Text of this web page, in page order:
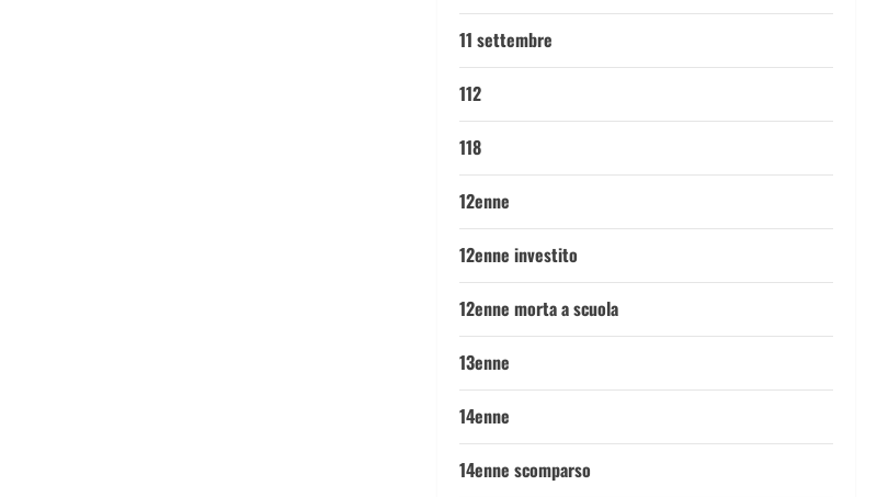
11 settembre
112
118
12enne
12enne investito
12enne morta a scuola
13enne
14enne
14enne scomparso